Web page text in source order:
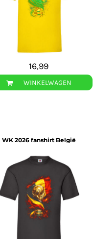
16,99
WINKELWAGEN
WK 2026 fanshirt België